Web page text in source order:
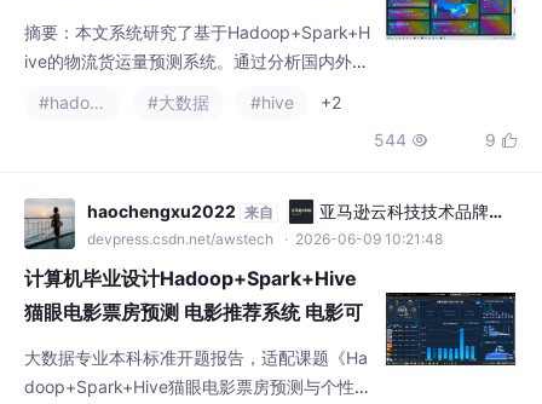
息爬虫 物流大数据 机器学习 深度学习
摘要：本文系统研究了基于Hadoop+Spark+H
ive的物流货运量预测系统。通过分析国内外研
究现状，指出传统物流预测方法存在数据治理
可视化展示的全流程预测系统。重点探讨了大
数据生态技术在物流时序预测中的应用优势，
包括海量数据处理能力、分布式建模效率和预
测精度提升
#hadoop #大数据 #hive
+2
544  9 
haochengxu2022 来自
亚马逊云科技技术品牌专
区
devpress.csdn.net/awstech · 2026-06-09 10:21:48
计算机毕业设计Hadoop+Spark+Hive
猫眼电影票房预测 电影推荐系统 电影可
视化 电影爬虫 电影数据分析 机器学习
深度学习 知识图谱
大数据专业本科标准开题报告，适配课题《Ha
doop+Spark+Hive猫眼电影票房预测与个性化